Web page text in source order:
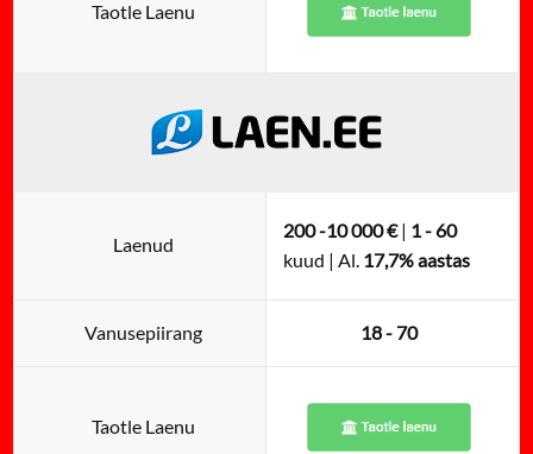
Taotle Laenu
Laenud
200 -10 000 €| 1 - 60
kuud | Al. 17,7% aastas
Vanusepiirang 18 - 70
Taotle Laenu